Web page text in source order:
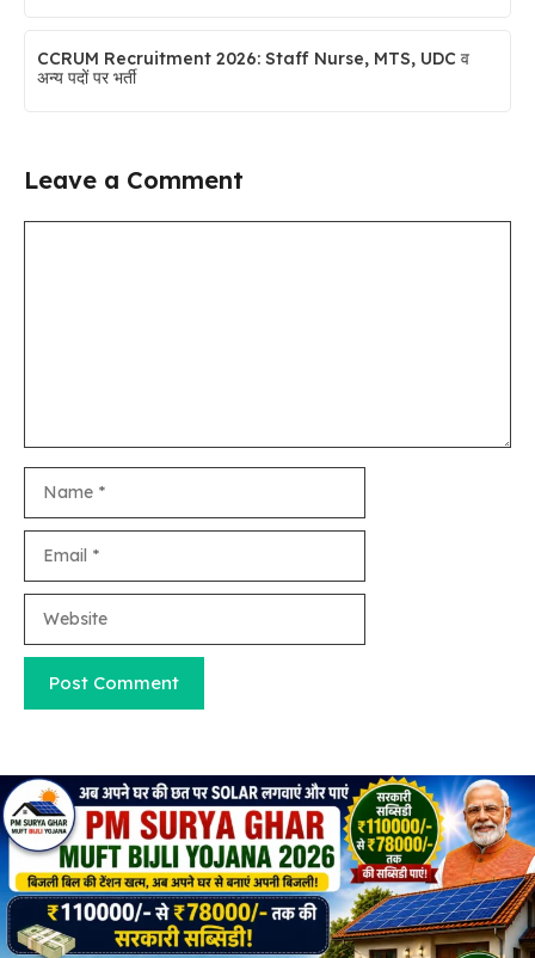
CCRUM Recruitment 2026: Staff Nurse, MTS, UDC व
अन्य पदों पर भर्ती
Leave a Comment